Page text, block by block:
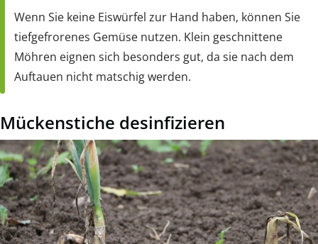
Wenn Sie keine Eiswürfel zur Hand haben, können Sie
tiefgefrorenes Gemüse nutzen. Klein geschnittene
Möhren eignen sich besonders gut, da sie nach dem
Auftauen nicht matschig werden.
Mückenstiche desinfizieren